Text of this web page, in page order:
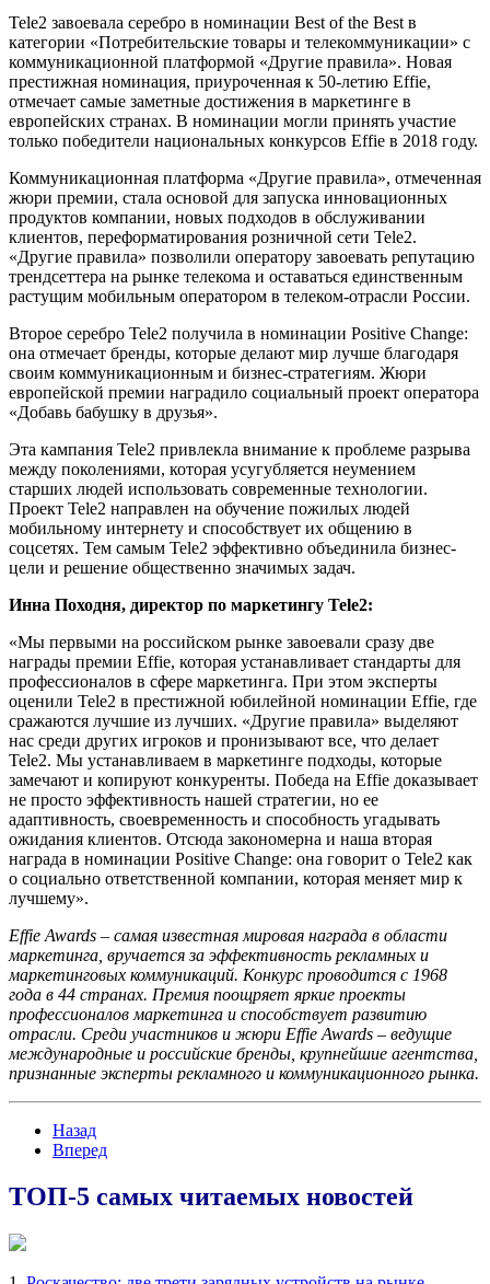
Tele2 завоевала серебро в номинации Best of the Best в
категории «Потребительские товары и телекоммуникации» с
коммуникационной платформой «Другие правила». Новая
престижная номинация, приуроченная к 50-летию Effie,
отмечает самые заметные достижения в маркетинге в
европейских странах. В номинации могли принять участие
только победители национальных конкурсов Effie в 2018 году.
Коммуникационная платформа «Другие правила», отмеченная
жюри премии, стала основой для запуска инновационных
продуктов компании, новых подходов в обслуживании
клиентов, переформатирования розничной сети Tele2.
«Другие правила» позволили оператору завоевать репутацию
трендсеттера на рынке телекома и оставаться единственным
растущим мобильным оператором в телеком-отрасли России.
Второе серебро Tele2 получила в номинации Positive Change:
она отмечает бренды, которые делают мир лучше благодаря
своим коммуникационным и бизнес-стратегиям. Жюри
европейской премии наградило социальный проект оператора
«Добавь бабушку в друзья».
Эта кампания Tele2 привлекла внимание к проблеме разрыва
между поколениями, которая усугубляется неумением
старших людей использовать современные технологии.
Проект Tele2 направлен на обучение пожилых людей
мобильному интернету и способствует их общению в
соцсетях. Тем самым Tele2 эффективно объединила бизнес-
цели и решение общественно значимых задач.
Инна Походня, директор по маркетингу Tele2:
«Мы первыми на российском рынке завоевали сразу две
награды премии Effie, которая устанавливает стандарты для
профессионалов в сфере маркетинга. При этом эксперты
оценили Tele2 в престижной юбилейной номинации Effie, где
сражаются лучшие из лучших. «Другие правила» выделяют
нас среди других игроков и пронизывают все, что делает
Tele2. Мы устанавливаем в маркетинге подходы, которые
замечают и копируют конкуренты. Победа на Effie доказывает
не просто эффективность нашей стратегии, но ее
адаптивность, своевременность и способность угадывать
ожидания клиентов. Отсюда закономерна и наша вторая
награда в номинации Positive Change: она говорит о Tele2 как
о социально ответственной компании, которая меняет мир к
лучшему».
Effie Awards – самая известная мировая награда в области
маркетинга, вручается за эффективность рекламных и
маркетинговых коммуникаций. Конкурс проводится с 1968
года в 44 странах. Премия поощряет яркие проекты
профессионалов маркетинга и способствует развитию
отрасли. Среди участников и жюри Effie Awards – ведущие
международные и российские бренды, крупнейшие агентства,
признанные эксперты рекламного и коммуникационного рынка.
Назад
Вперед
ТОП-5 самых читаемых новостей